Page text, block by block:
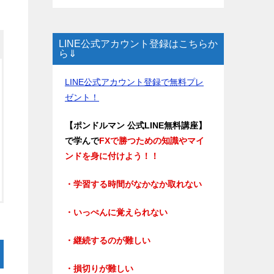
LINE公式アカウント登録はこちらか
ら⇓
LINE公式アカウント登録で無料プレ
ゼント！
【ポンドルマン 公式LINE無料講座】
で学んでFXで勝つための知識やマイ
ンドを身に付けよう！！
・学習する時間がなかなか取れない
・いっぺんに覚えられない
・継続するのが難しい
・損切りが難しい